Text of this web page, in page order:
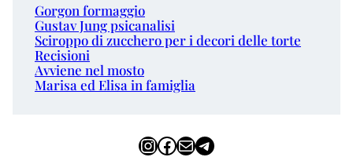
Gorgon formaggio
Gustav Jung psicanalisi
Sciroppo di zucchero per i decori delle torte
Recisioni
Avviene nel mosto
Marisa ed Elisa in famiglia
InstagramFacebook Email Telegram